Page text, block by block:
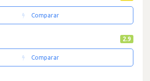
Comparar
2.9
Comparar